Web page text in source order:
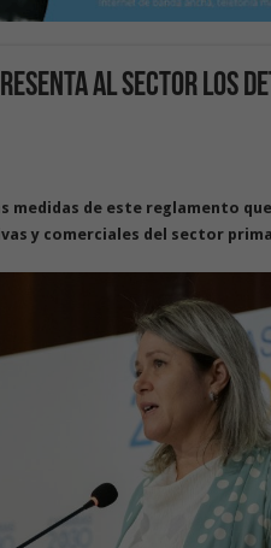
al sector los
medidas de este reglamento
y comerciales del sector